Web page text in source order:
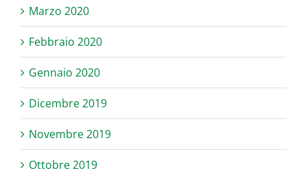
Marzo 2020
Febbraio 2020
Gennaio 2020
Dicembre 2019
Novembre 2019
Ottobre 2019